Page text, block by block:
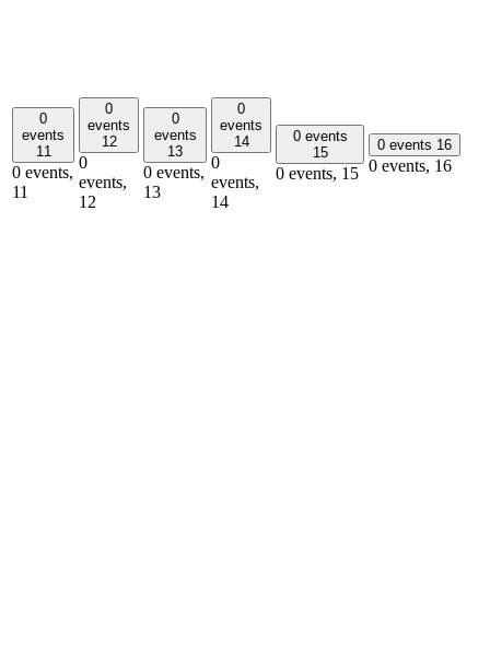
0
events
11
0 events,
11
0
events
12
0
events,
12
0
events
13
0 events,
13
0
events
14
0
events,
14
0 events
15
0 events, 15
0 events 16
0 events, 16